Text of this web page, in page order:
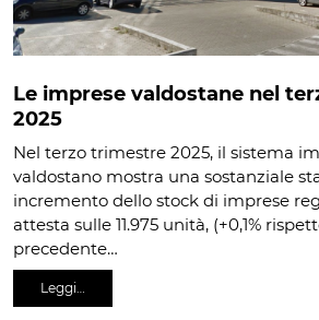
Le imprese valdostane nel
2025
Nel terzo trimestre 2025, il sistema
valdostano mostra una sostanziale
incremento dello stock di imprese
attesta sulle 11.975 unità, (+0,1%
precedente…
Leggi…